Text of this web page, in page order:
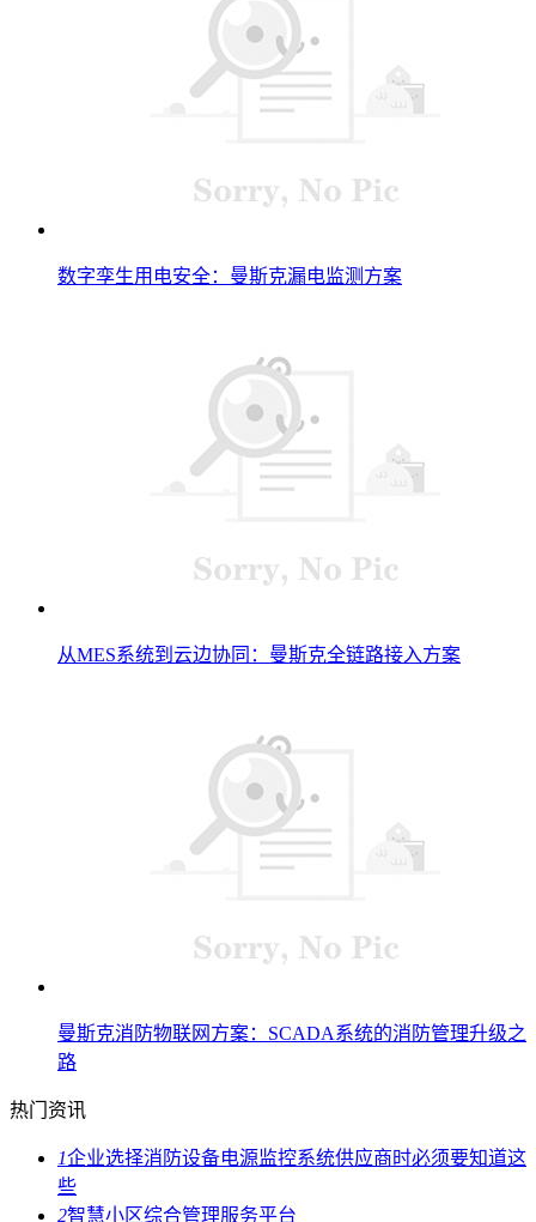
数字孪生用电安全：曼斯克漏电监测方案
从MES系统到云边协同：曼斯克全链路接入方案
曼斯克消防物联网方案：SCADA系统的消防管理升级之
路
热门资讯
1企业选择消防设备电源监控系统供应商时必须要知道这
些
2智慧小区综合管理服务平台